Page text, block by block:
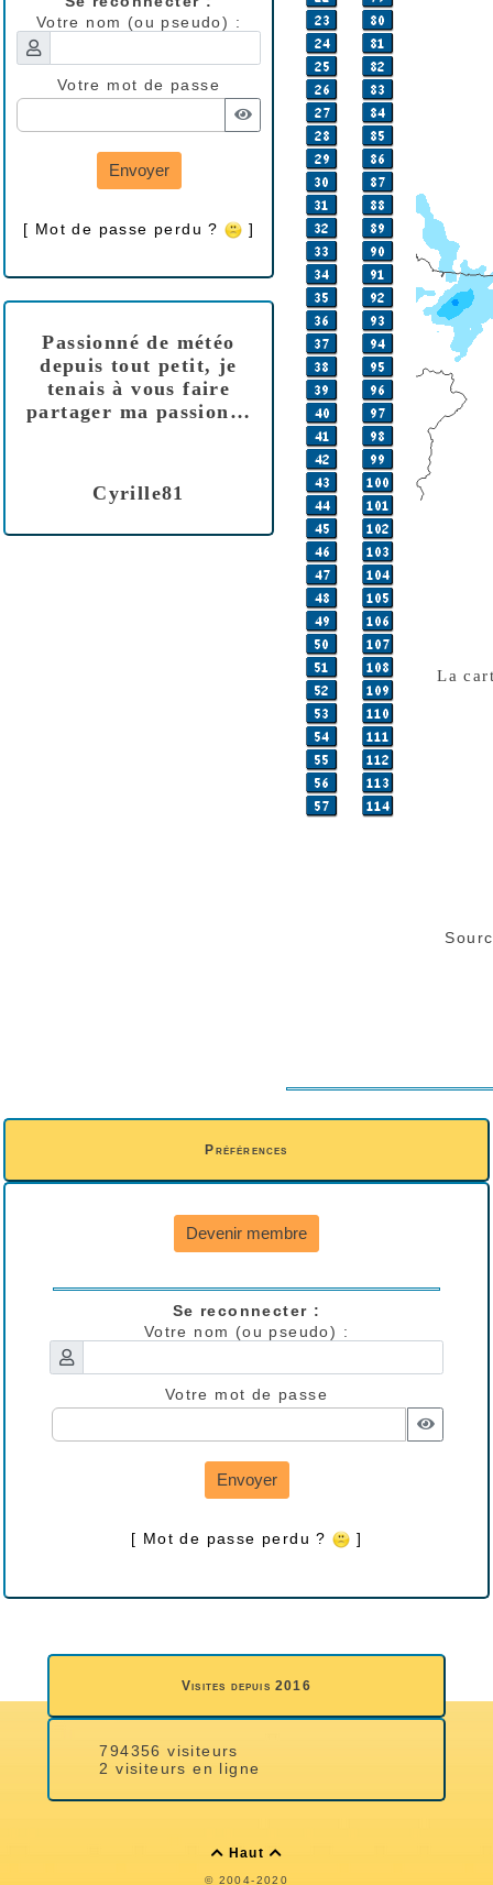
Votre nom (ou pseudo) :
Votre mot de passe
Envoyer
[ Mot de passe perdu ? ]
Passionné de météo
depuis tout petit, je
tenais à vous faire
partager ma passion…
Cyrille81
La
Préférences
Devenir membre
Se reconnecter :
Votre nom (ou pseudo) :
Votre mot de passe
Envoyer
[ Mot de passe perdu ? ]
Visites depuis 2016
794356 visiteurs
2 visiteurs en ligne
 Haut 
© 2004-2020